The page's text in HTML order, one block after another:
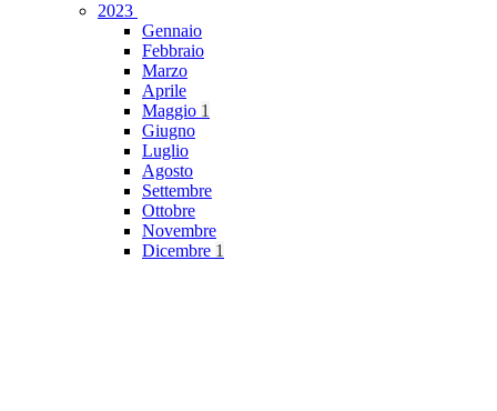
2023
Gennaio
Febbraio
Marzo
Aprile
Maggio 1
Giugno
Luglio
Agosto
Settembre
Ottobre
Novembre
Dicembre 1